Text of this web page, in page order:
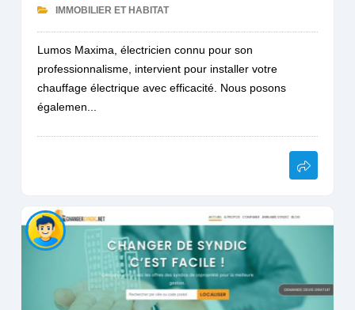
IMMOBILIER ET HABITAT
Lumos Maxima, électricien connu pour son
professionnalisme, intervient pour installer votre
chauffage électrique avec efficacité. Nous posons
égalemen...